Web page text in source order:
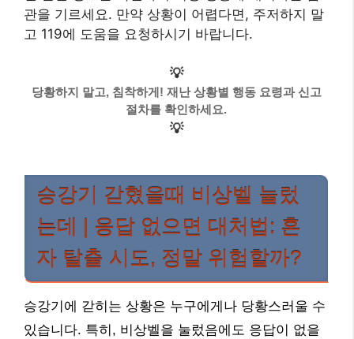
관을 기르세요. 만약 상황이 어렵다면, 주저하지 말
고 119에 도움을 요청하시기 바랍니다.
💡
당황하지 말고, 침착하게! 재난 상황별 행동 요령과 신고
절차를 확인하세요.
💡
승강기 갇혔을때 비상벨 눌렀
는데 | 응답 없으면 대처법: 혼
자 탈출 시도, 정말 위험할까?
승강기에 갇히는 상황은 누구에게나 당황스러울 수
있습니다. 특히, 비상벨을 눌렀음에도 응답이 없을